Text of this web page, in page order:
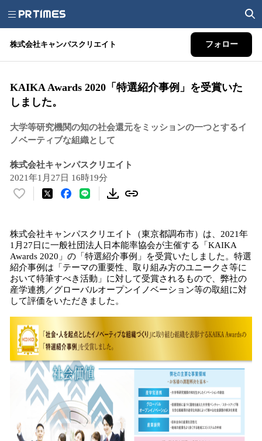
株式会社キャンパスクリエイト フォロー
KAIKA Awards 2020「特選紹介事例」を受賞いた
しました。
大学等研究機関の知の社会還元をミッションの一つとするイ
ノベーティブな組織として
株式会社キャンパスクリエイト
2021年1月27日 16時19分
い
！
数
を
読
み
込
で
す
株式会社キャンパスクリエイト（東京都調布市）は、2021年
1月27日に一般社団法人日本能率協会が主催する「KAIKA
Awards 2020」の「特選紹介事例」を受賞いたしました。特選
紹介事例は「テーマの重要性、取り組み方のユニークさ等に
おいて特筆すべき活動」に対して受賞されるもので、弊社の
産学連携／グローバルオープンイノベーション等の取組に対
して評価をいただきました。